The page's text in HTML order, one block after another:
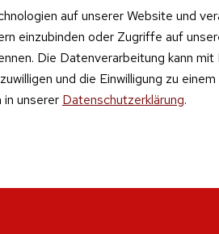
auf unserer Website und
einzubinden oder Zugriffe auf
Die Datenverarbeitung kann
und die Einwilligung zu
unserer Datenschutzerklärung.